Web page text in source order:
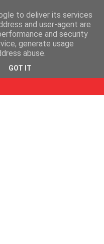
to deliver its services
and user-agent are
and security
generate usage
abuse.
GOT IT